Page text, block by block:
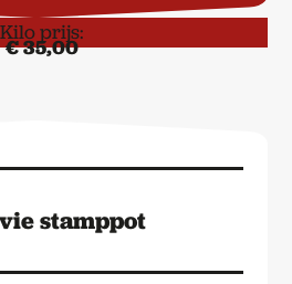
Kilo prijs:
€ 35,00
stamppot